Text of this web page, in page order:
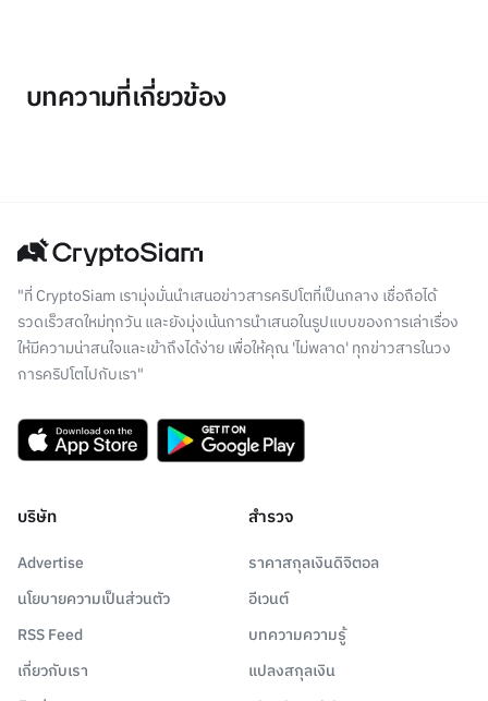
บทความที่เกี่ยวข้อง
"ที่ CryptoSiam เรามุ่งมั่นนำเสนอข่าวสารคริปโตที่เป็นกลาง เชื่อถือได้
รวดเร็วสดใหม่ทุกวัน และยังมุ่งเน้นการนำเสนอในรูปแบบของการเล่าเรื่อง
ให้มีความน่าสนใจและเข้าถึงได้ง่าย เพื่อให้คุณ 'ไม่พลาด' ทุกข่าวสารในวง
การคริปโตไปกับเรา"
บริษัท
Advertise
นโยบายความเป็นส่วนตัว
RSS Feed
เกี่ยวกับเรา
สำรวจ
ราคาสกุลเงินดิจิตอล
อีเวนต์
บทความความรู้
แปลงสกุลเงิน